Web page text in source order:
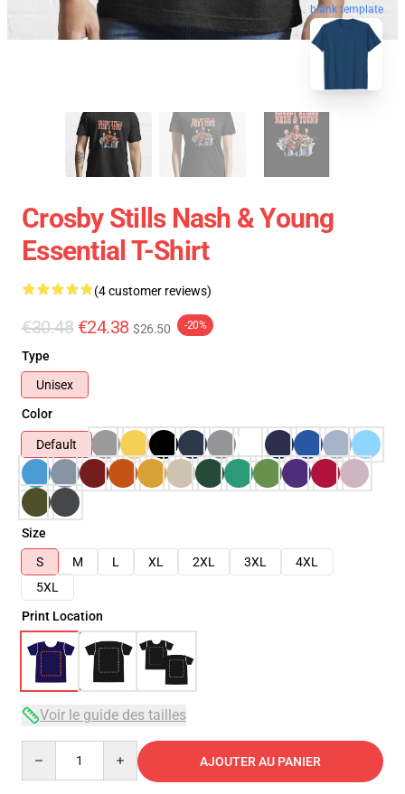
blank template
Crosby Stills Nash & Young
Essential T-Shirt
(4 customer reviews)
€30.48 €24.38 $26.50 -20%
Type
Unisex
Color
Default
Size
S
M L XL 2XL 3XL
4XL
5XL
Print Location
Voir le guide des tailles
AJOUTER AU PANIER